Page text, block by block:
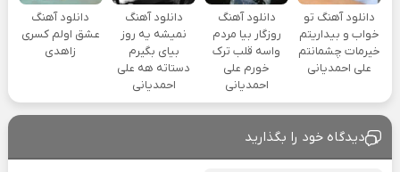
دانلود آهنگ تو
خواب و بیداریتم
خیرمات چشمانتم
علی احمدیانی
دانلود آهنگ
روزگار بیا مردم
واسه قلب ترک
خورم علی
احمدیانی
دانلود آهنگ
نمیشه یه روز
بیای بگیرم
دستاته هه علی
احمدیانی
دانلود آهنگ
عشق اولم کسری
زاهدی
دیدگاه خود را بگذارید